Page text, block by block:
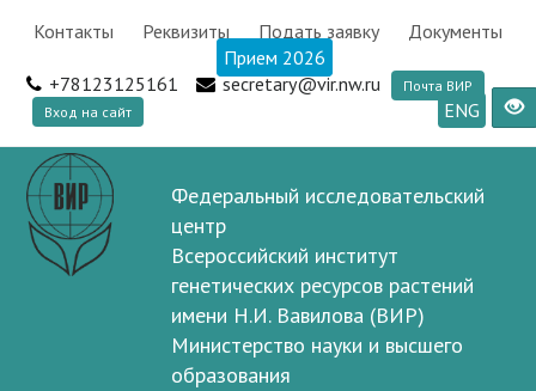
Контакты Реквизиты Подать заявку
Документы
Прием 2026
+78123125161
secretary@vir.nw.ru
Почта ВИР
Вход на сайт
ENG
Федеральный исследовательский
центр
Всероссийский институт
генетических ресурсов растений
имени Н.И. Вавилова (ВИР)
Министерство науки и высшего
образования